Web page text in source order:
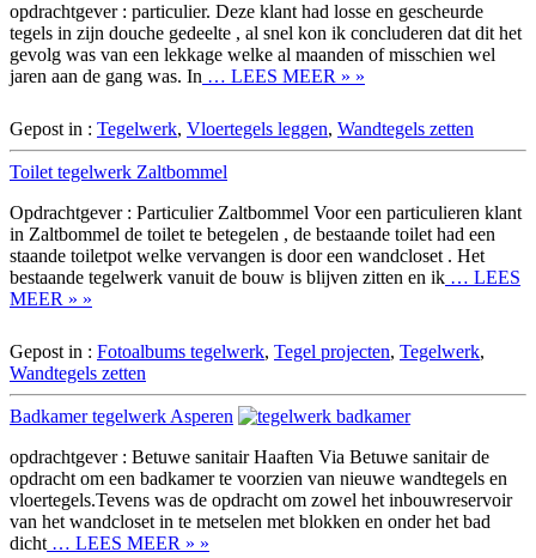
opdrachtgever : particulier. Deze klant had losse en gescheurde
tegels in zijn douche gedeelte , al snel kon ik concluderen dat dit het
gevolg was van een lekkage welke al maanden of misschien wel
jaren aan de gang was. In … LEES MEER » »
Gepost in : Tegelwerk, Vloertegels leggen, Wandtegels zetten
Toilet tegelwerk Zaltbommel
Opdrachtgever : Particulier Zaltbommel Voor een particulieren klant
in Zaltbommel de toilet te betegelen , de bestaande toilet had een
staande toiletpot welke vervangen is door een wandcloset . Het
bestaande tegelwerk vanuit de bouw is blijven zitten en ik … LEES
MEER » »
Gepost in : Fotoalbums tegelwerk, Tegel projecten, Tegelwerk,
Wandtegels zetten
Badkamer tegelwerk Asperen
opdrachtgever : Betuwe sanitair Haaften Via Betuwe sanitair de
opdracht om een badkamer te voorzien van nieuwe wandtegels en
vloertegels.Tevens was de opdracht om zowel het inbouwreservoir
van het wandcloset in te metselen met blokken en onder het bad
dicht … LEES MEER » »